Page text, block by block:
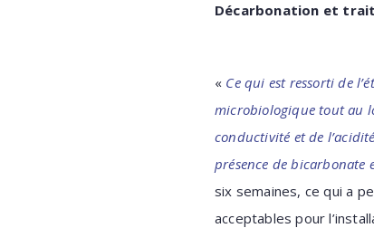
Décarbonation et
« Ce qui est ressorti de
microbiologique tout au
conductivité et de
présence de bicarbonate
six semaines, ce qui a
acceptables pour